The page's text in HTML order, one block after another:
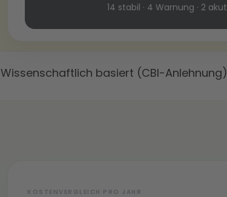
14 stabil · 4 Warnung · 2 akut
Wissenschaftlich basiert (CBI-Anlehnung)
KOSTENVERGLEICH PRO JAHR